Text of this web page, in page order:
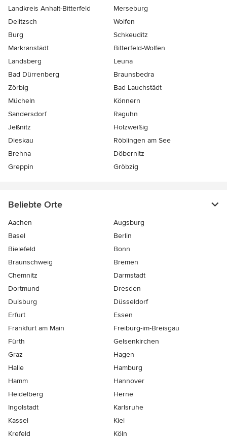
Landkreis Anhalt-Bitterfeld
Merseburg
Delitzsch
Wolfen
Burg
Schkeuditz
Markranstädt
Bitterfeld-Wolfen
Landsberg
Leuna
Bad Dürrenberg
Braunsbedra
Zörbig
Bad Lauchstädt
Mücheln
Könnern
Sandersdorf
Raguhn
Jeßnitz
Holzweißig
Dieskau
Röblingen am See
Brehna
Döbernitz
Greppin
Gröbzig
Beliebte Orte
Aachen
Augsburg
Basel
Berlin
Bielefeld
Bonn
Braunschweig
Bremen
Chemnitz
Darmstadt
Dortmund
Dresden
Duisburg
Düsseldorf
Erfurt
Essen
Frankfurt am Main
Freiburg-im-Breisgau
Fürth
Gelsenkirchen
Graz
Hagen
Halle
Hamburg
Hamm
Hannover
Heidelberg
Herne
Ingolstadt
Karlsruhe
Kassel
Kiel
Krefeld
Köln